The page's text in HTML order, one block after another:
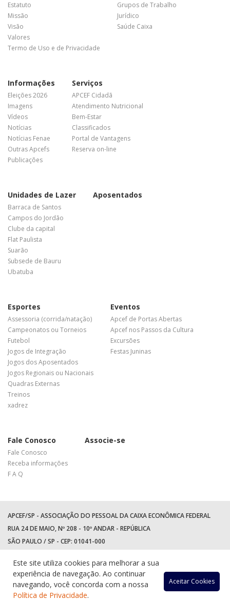
Estatuto
Missão
Visão
Valores
Termo de Uso e de Privacidade
Grupos de Trabalho
Jurídico
Saúde Caixa
Informações
Eleições 2026
Imagens
Vídeos
Notícias
Notícias Fenae
Outras Apcefs
Publicações
Serviços
APCEF Cidadã
Atendimento Nutricional
Bem-Estar
Classificados
Portal de Vantagens
Reserva on-line
Unidades de Lazer
Barraca de Santos
Campos do Jordão
Clube da capital
Flat Paulista
Suarão
Subsede de Bauru
Ubatuba
Aposentados
Esportes
Assessoria (corrida/natação)
Campeonatos ou Torneios
Futebol
Jogos de Integração
Jogos dos Aposentados
Jogos Regionais ou Nacionais
Quadras Externas
Treinos
xadrez
Eventos
Apcef de Portas Abertas
Apcef nos Passos da Cultura
Excursões
Festas Juninas
Fale Conosco
Fale Conosco
Receba informações
F A Q
Associe-se
APCEF/SP - ASSOCIAÇÃO DO PESSOAL DA CAIXA ECONÔMICA FEDERAL
RUA 24 DE MAIO, Nº 208 - 10º ANDAR - REPÚBLICA
SÃO PAULO / SP - CEP: 01041-000
WhatsApp: (11) 94597-5758
Acessar
Acessar
Este site utiliza cookies para melhorar a sua
experiência de navegação. Ao continuar
navegando, você concorda com a nossa
Política de Privacidade.
Aceitar Cookies